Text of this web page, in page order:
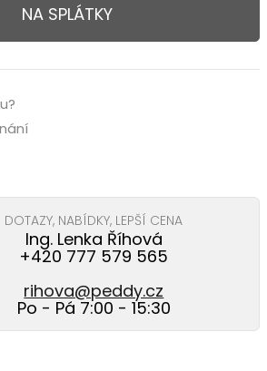
NA SPLÁTKY
DOTAZY, NABÍDKY, LEPŠÍ CENA
Ing. Lenka Říhová
+420 777 579 565
rihova@peddy.cz
Po - Pá 7:00 - 15:30